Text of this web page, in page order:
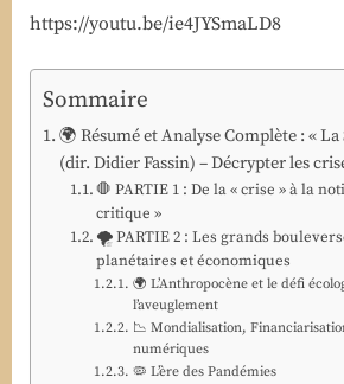
de
https://youtu.be/ie4JYSmaLD8
Sommaire
🌍 Résumé et Analyse Complète : «
(dir. Didier Fassin) – Décrypter les
🛑 PARTIE 1 : De la « crise » à la
critique »
🌪️ PARTIE 2 : Les grands
planétaires et économiques
🌍 L’Anthropocène et le défi
l’aveuglement
📉 Mondialisation,
numériques
🦠 L’ère des Pandémies